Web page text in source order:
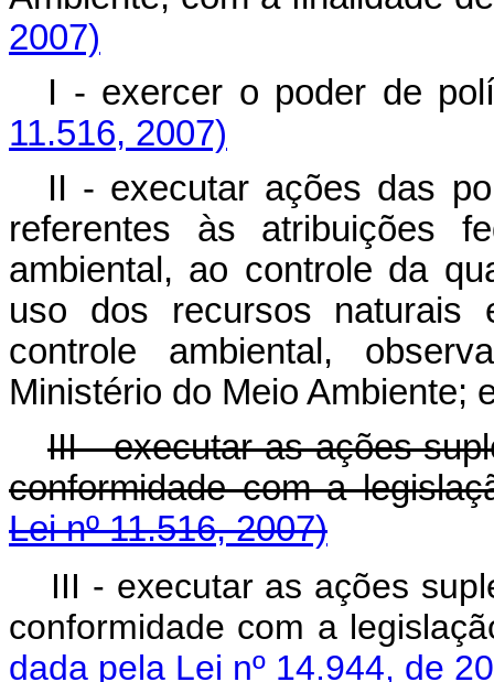
2007)
I - exercer o poder de
11.516, 2007)
II - executar ações das
referentes às atribuições
ambiental, ao controle da
uso dos recursos naturais
controle ambiental,
Ministério do Meio Ambiente;
III - executar as ações
conformidade com a
Lei nº 11.516, 2007)
III - executar as ações
conformidade com a
dada pela Lei nº 14.944, de